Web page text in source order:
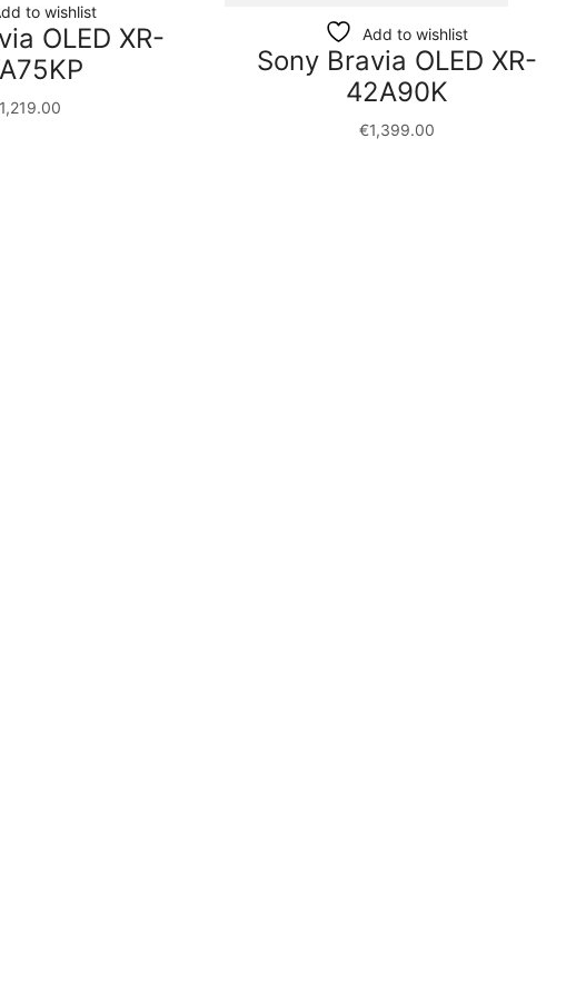
to wishlist
OLED XR-
Add to wishlist
Sony Bravia OLED XR-
42A90K
€1,399.00